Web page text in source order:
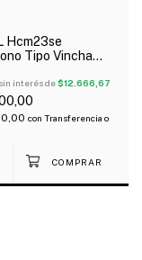
Hcm23se
Tipo Vincha
interés de$12.666,67
con Transferencia o